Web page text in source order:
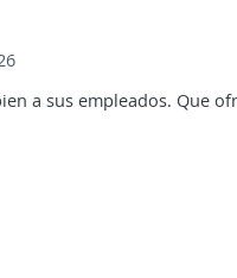
a sus empleados. Que